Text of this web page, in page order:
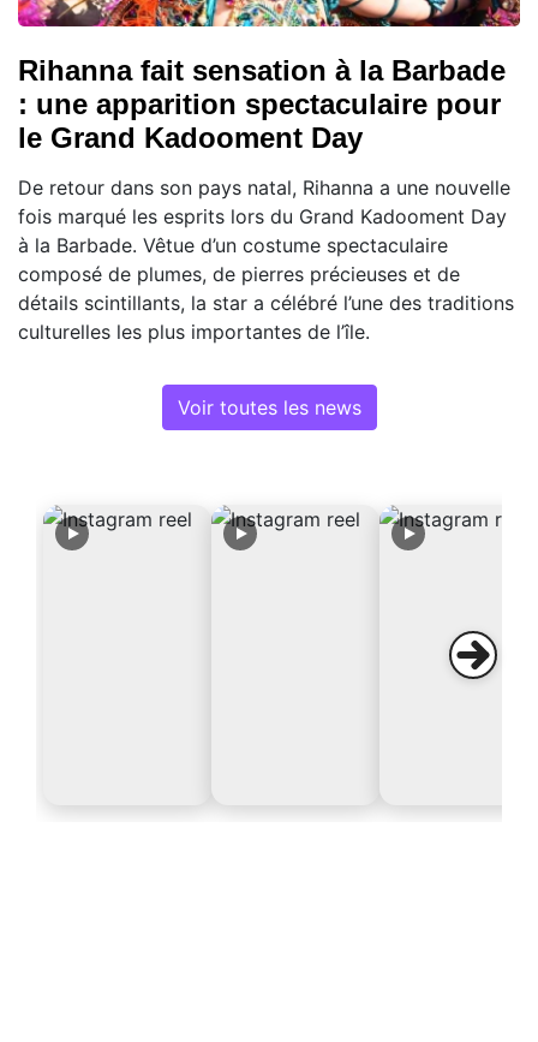
Rihanna fait sensation à la Barbade
: une apparition spectaculaire pour
le Grand Kadooment Day
De retour dans son pays natal, Rihanna a une nouvelle
fois marqué les esprits lors du Grand Kadooment Day
à la Barbade. Vêtue d’un costume spectaculaire
composé de plumes, de pierres précieuses et de
détails scintillants, la star a célébré l’une des traditions
culturelles les plus importantes de l’île.
Voir toutes les news